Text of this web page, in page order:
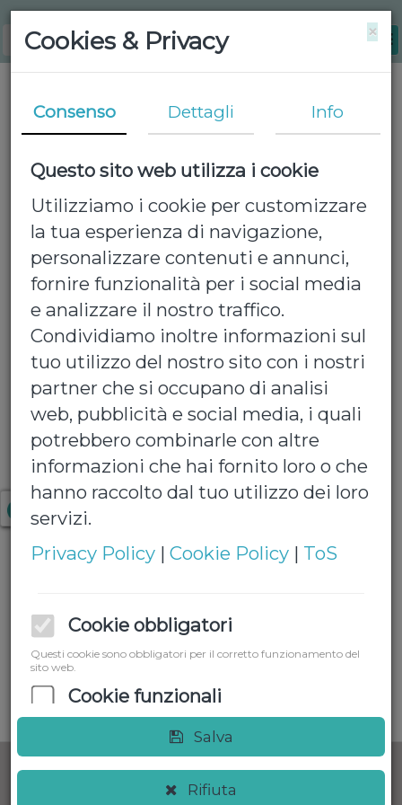
S.Pellegrino lt 1
Confezione da 6 bottiglie da lt 1
€ 6,50
Quantita':
Aggiungi al carrello
×
Cookies & Privacy
Consenso Dettagli Info
Questo sito web utilizza i cookie
Utilizziamo i cookie per customizzare
la tua esperienza di navigazione,
personalizzare contenuti e annunci,
fornire funzionalità per i social media
e analizzare il nostro traffico.
Condividiamo inoltre informazioni sul
tuo utilizzo del nostro sito con i nostri
partner che si occupano di analisi
web, pubblicità e social media, i quali
potrebbero combinarle con altre
informazioni che hai fornito loro o che
hanno raccolto dal tuo utilizzo dei loro
servizi.
Privacy Policy |Cookie Policy | ToS
Cookie obbligatori
Questi cookie sono obbligatori per il corretto funzionamento del
sito web.
Cookie funzionali
Cookie di marketing
I cookie di marketing/targeting sono generalmente usati per
Salva
Rifiuta